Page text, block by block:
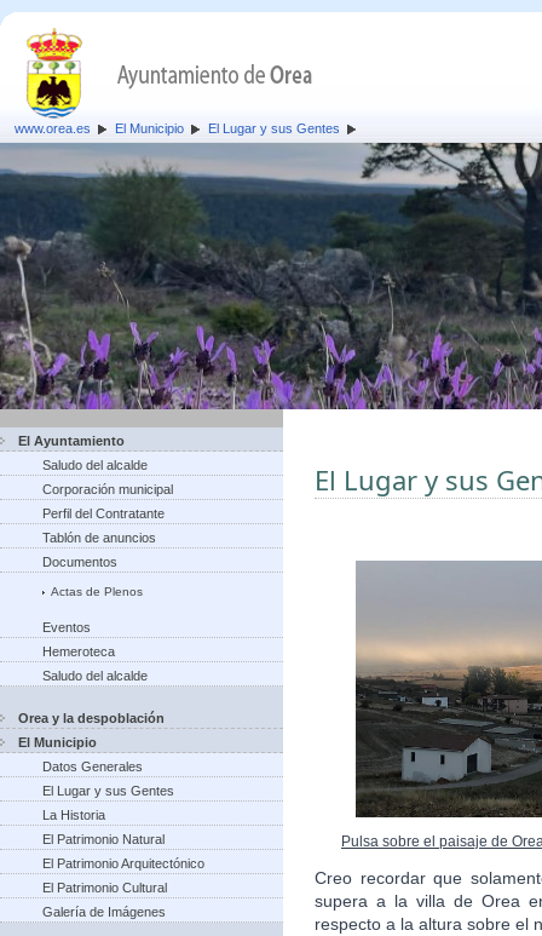
www.orea.es El Municipio El Lugar y sus Gentes
El Ayuntamiento
Saludo del alcalde
Corporación municipal
Perfil del Contratante
Tablón de anuncios
Documentos
Actas de Plenos
Eventos
Hemeroteca
Saludo del alcalde
Orea y la despoblación
El Municipio
Datos Generales
El Lugar y sus Gentes
La Historia
El Patrimonio Natural
El Patrimonio Arquitectónico
El Patrimonio Cultural
Galería de Imágenes
El Lugar y sus
Pulsa sobre el paisaje de
Creo recordar que
supera a la villa de Orea
respecto a la altura sobre el